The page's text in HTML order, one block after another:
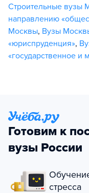
Строительные вузы
направлению
Москвы, Вузы
«юриспруденция»,
«государственное и
Готовим к
вузы России
стресса